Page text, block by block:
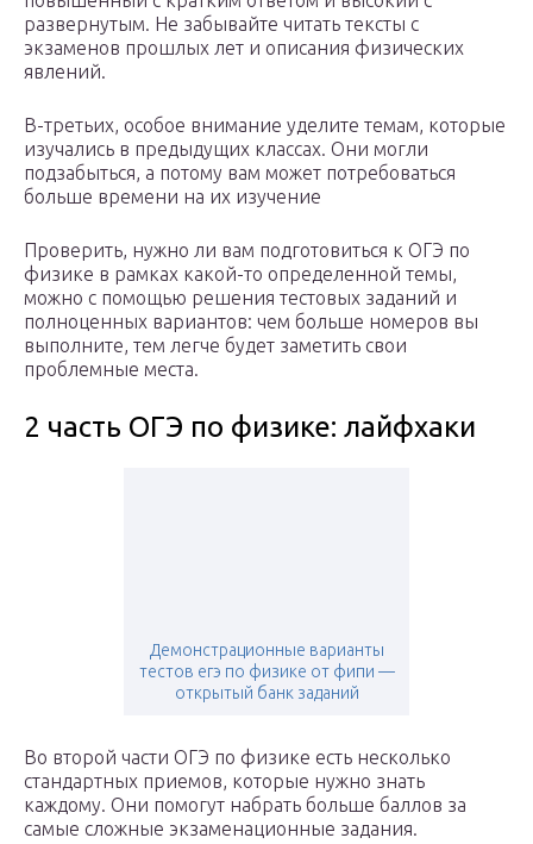
развернутым. Не забывайте читать тексты с
экзаменов прошлых лет и описания физических
явлений.
В-третьих, особое внимание уделите темам, которые
изучались в предыдущих классах. Они могли
подзабыться, а потому вам может потребоваться
больше времени на их изучение
Проверить, нужно ли вам подготовиться к ОГЭ по
физике в рамках какой-то определенной темы,
можно с помощью решения тестовых заданий и
полноценных вариантов: чем больше номеров вы
выполните, тем легче будет заметить свои
проблемные места.
2 часть ОГЭ по физике: лайфхаки
Демонстрационные варианты
тестов егэ по физике от фипи —
открытый банк заданий
Во второй части ОГЭ по физике есть несколько
стандартных приемов, которые нужно знать
каждому. Они помогут набрать больше баллов за
самые сложные экзаменационные задания.